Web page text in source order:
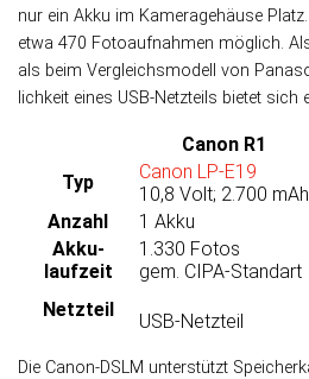
nur ein Akku im Kamera­ge­häuse
etwa 470 Foto­auf­nah­men mög­lich.
als beim Ver­gleichs­modell von
lich­keit eines USB-Netz­teils bietet sich
Canon R1
Typ
Canon LP-E19
10,8 Volt; 2.700 mAh
Anzahl
1 Akku
Akku­
laufzeit
1.330 Fotos
gem. CIPA-Standart
Netzteil
USB-Netzteil
Die Canon-DSLM unter­stützt